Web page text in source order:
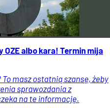
albo kara! Termin mija
masz ostatnią szansę, żeby
sprawozdania z
na te informację.